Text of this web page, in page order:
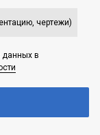
чертежи)
данных в